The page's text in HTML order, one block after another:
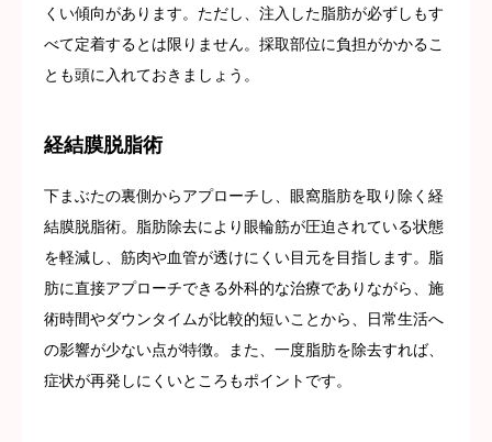
くい傾向があります。ただし、注入した脂肪が必ずしもす
べて定着するとは限りません。採取部位に負担がかかるこ
とも頭に入れておきましょう。
経結膜脱脂術
下まぶたの裏側からアプローチし、眼窩脂肪を取り除く経
結膜脱脂術。脂肪除去により眼輪筋が圧迫されている状態
を軽減し、筋肉や血管が透けにくい目元を目指します。脂
肪に直接アプローチできる外科的な治療でありながら、施
術時間やダウンタイムが比較的短いことから、日常生活へ
の影響が少ない点が特徴。また、一度脂肪を除去すれば、
症状が再発しにくいところもポイントです。